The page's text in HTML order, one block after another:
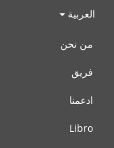
العربية
من نحن
فريق
ادعمنا
Libro